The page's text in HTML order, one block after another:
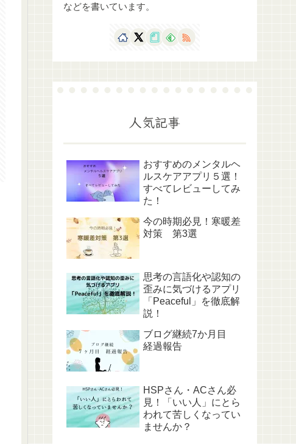
などを書いています。
人気記事
おすすめのメンタルヘ
ルスケアアプリ５選！
すべてレビューしてみ
た！
今の時期必見！寒暖差
対策 第3選
思考の言語化や認知の
歪みに気づけるアプリ
「Peaceful」を徹底解
説！
ブログ継続7か月目
経過報告
HSPさん・ACさん必
見！「いい人」にとら
われて苦しくなってい
ませんか？